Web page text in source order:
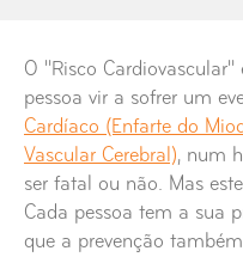
O "Risco
pessoa vir a sofrer um
Cardíaco (Enfarte do
Vascular Cerebral), num
ser fatal ou não. Mas
Cada pessoa tem a sua
que a prevenção